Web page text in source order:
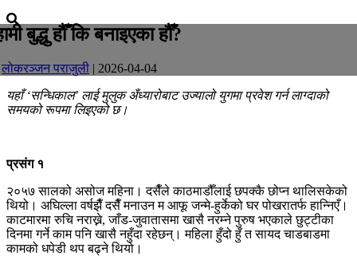
बुद्धु हौँ कि बनाइएका हौँ?
लोकरञ्‍जन पराजुली | 2026-04-04
यहाँ ‘सन्धिकाल’ लाई मुलुक अँध्यारोबाट उज्यालो युगमा प्रवेश गर्न लाग्दाको
समयको रूपमा लिइएको छ।
प्रसंग १
२०५७ सालको असोज महिना। दसैँले काठमाडौँलाई छपक्कै छोप्न थालिसकेको
थियो। अघिल्ला वर्षझैँ दसैँ मनाउन म आफू जन्मे-हुर्केको घर पोखरातर्फ हान्निएँ।
काटमारमा रुचि नराख्ने, जाँड-जुवातासमा खासै नरम्ने पुरुष भएकाले छुट्टीका
दिनमा गर्ने काम पनि खासै नहुँदा रहेछन्। महिला हुँदो हुँ त सायद चाडबाडमा
कामको धपेडी थप बढ्ने थियो।